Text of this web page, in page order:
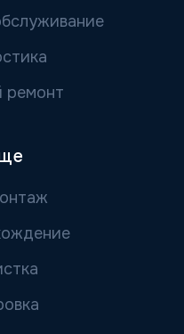
ремонт